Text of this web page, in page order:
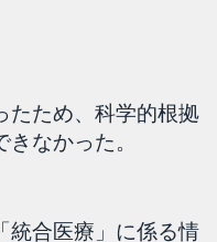
たため、科学的根拠
なかった。
統合医療」に係る情